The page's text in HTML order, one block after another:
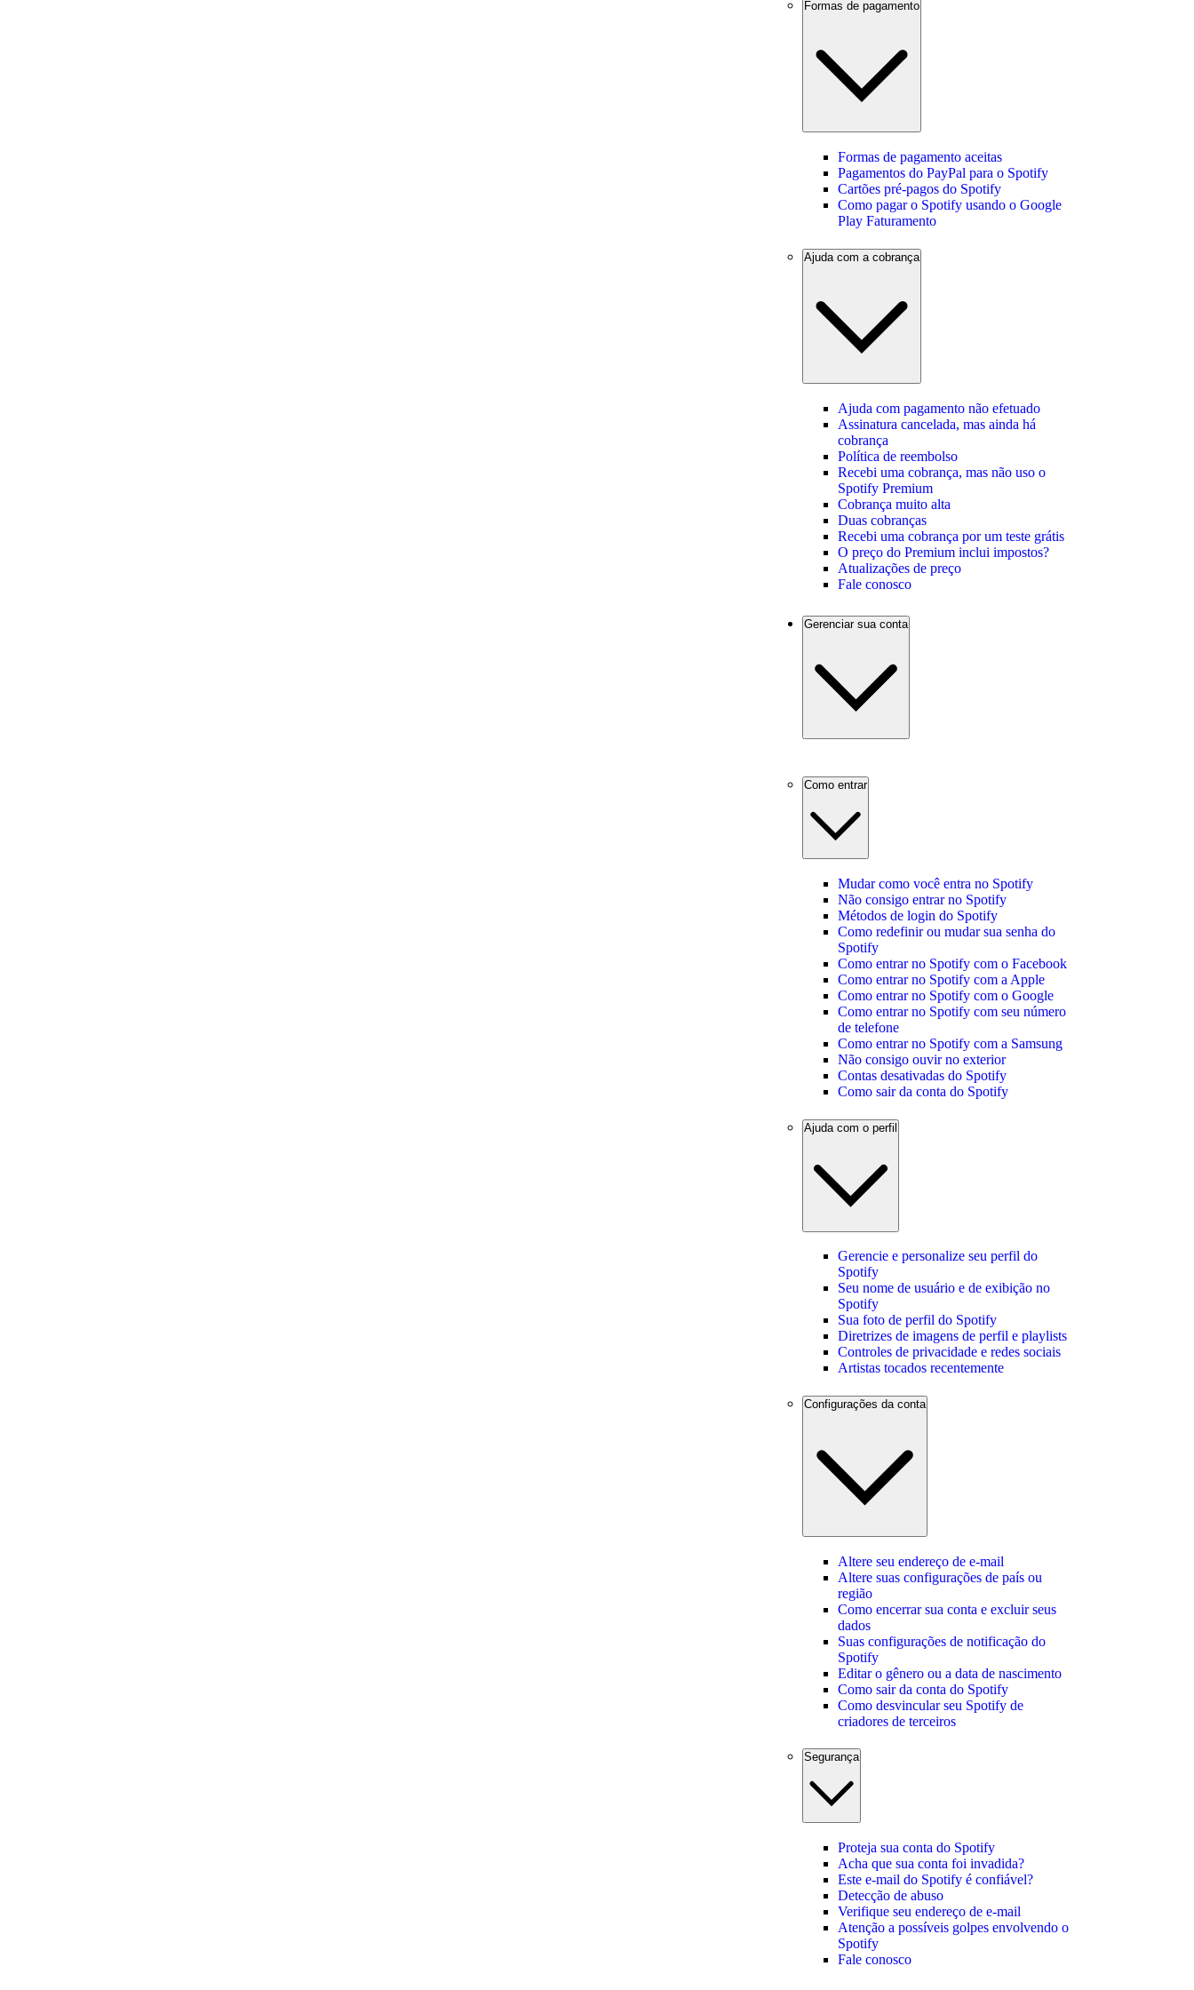
Formas de pagamento
Formas de pagamento aceitas
Pagamentos do PayPal para o Spotify
Cartões pré-pagos do Spotify
Como pagar o Spotify usando o Google
Play Faturamento
Ajuda com a cobrança
Ajuda com pagamento não efetuado
Assinatura cancelada, mas ainda há
cobrança
Política de reembolso
Recebi uma cobrança, mas não uso o
Spotify Premium
Cobrança muito alta
Duas cobranças
Recebi uma cobrança por um teste grátis
O preço do Premium inclui impostos?
Atualizações de preço
Fale conosco
Gerenciar sua conta
Como entrar
Mudar como você entra no Spotify
Não consigo entrar no Spotify
Métodos de login do Spotify
Como redefinir ou mudar sua senha do
Spotify
Como entrar no Spotify com o Facebook
Como entrar no Spotify com a Apple
Como entrar no Spotify com o Google
Como entrar no Spotify com seu número
de telefone
Como entrar no Spotify com a Samsung
Não consigo ouvir no exterior
Contas desativadas do Spotify
Como sair da conta do Spotify
Ajuda com o perfil
Gerencie e personalize seu perfil do
Spotify
Seu nome de usuário e de exibição no
Spotify
Sua foto de perfil do Spotify
Diretrizes de imagens de perfil e playlists
Controles de privacidade e redes sociais
Artistas tocados recentemente
Configurações da conta
Altere seu endereço de e‑mail
Altere suas configurações de país ou
região
Como encerrar sua conta e excluir seus
dados
Suas configurações de notificação do
Spotify
Editar o gênero ou a data de nascimento
Como sair da conta do Spotify
Como desvincular seu Spotify de
criadores de terceiros
Segurança
Proteja sua conta do Spotify
Acha que sua conta foi invadida?
Este e-mail do Spotify é confiável?
Detecção de abuso
Verifique seu endereço de e-mail
Atenção a possíveis golpes envolvendo o
Spotify
Fale conosco